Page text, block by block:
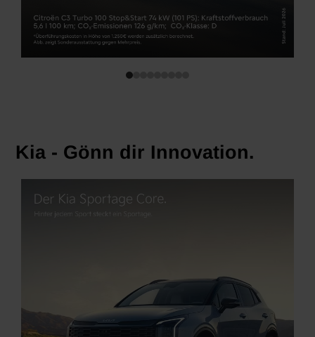
Kia - Gönn dir Innovation.